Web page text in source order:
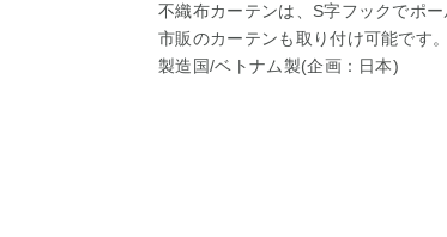
不織布カーテンは、S字フックでポー
市販のカーテンも取り付け可能です。
製造国/ベトナム製(企画：日本)